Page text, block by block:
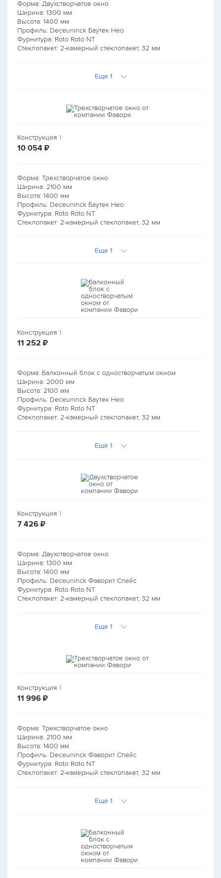
Форма: Двухстворчатое окно
Ширина: 1300 мм
Высота: 1400 мм
Профиль: Deceuninck Баутек Нео
Фурнитура: Roto Roto NT
Стеклопакет: 2-камерный стеклопакет, 32 мм
Еще 1
Конструкция 1
10 054 руб.
₽
Форма: Трехстворчатое окно
Ширина: 2100 мм
Высота: 1400 мм
Профиль: Deceuninck Баутек Нео
Фурнитура: Roto Roto NT
Стеклопакет: 2-камерный стеклопакет, 32 мм
Еще 1
Конструкция 1
11 252 руб.
₽
Форма: Балконный блок с одностворчатым окном
Ширина: 2000 мм
Высота: 2100 мм
Профиль: Deceuninck Баутек Нео
Фурнитура: Roto Roto NT
Стеклопакет: 2-камерный стеклопакет, 32 мм
Еще 1
Конструкция 1
7 426 руб.
₽
Форма: Двухстворчатое окно
Ширина: 1300 мм
Высота: 1400 мм
Профиль: Deceuninck Фаворит Спейс
Фурнитура: Roto Roto NT
Стеклопакет: 2-камерный стеклопакет, 32 мм
Еще 1
Конструкция 1
11 996 руб.
₽
Форма: Трехстворчатое окно
Ширина: 2100 мм
Высота: 1400 мм
Профиль: Deceuninck Фаворит Спейс
Фурнитура: Roto Roto NT
Стеклопакет: 2-камерный стеклопакет, 32 мм
Еще 1